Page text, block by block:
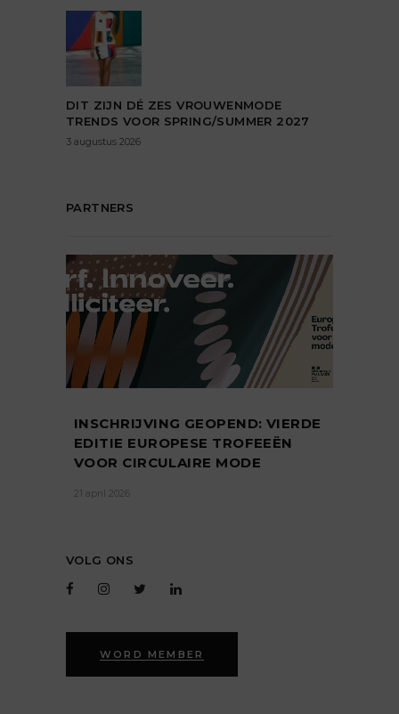
DIT ZIJN DÉ ZES VROUWENMODE
TRENDS VOOR SPRING/SUMMER 2027
3 augustus 2026
PARTNERS
INSCHRIJVING GEOPEND: VIERDE
EDITIE EUROPESE TROFEEËN
VOOR CIRCULAIRE MODE
21 april 2026
VOLG ONS
WORD MEMBER